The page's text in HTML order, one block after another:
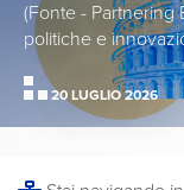
(Fonte - Partnering
politiche e
20 LUGLIO 2026